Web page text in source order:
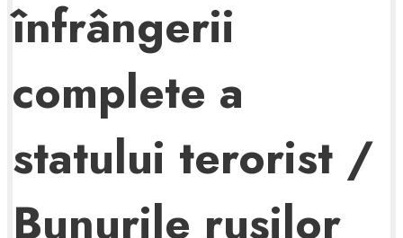
înfrângerii
complete a
statului terorist /
Bunurile ruşilor